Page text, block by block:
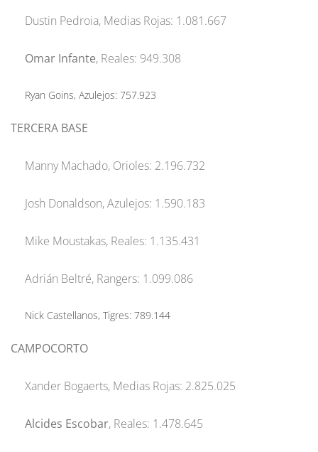
Dustin Pedroia, Medias Rojas: 1.081.667
Omar Infante, Reales: 949.308
Ryan Goins, Azulejos: 757.923
TERCERA BASE
Manny Machado, Orioles: 2.196.732
Josh Donaldson, Azulejos: 1.590.183
Mike Moustakas, Reales: 1.135.431
Adrián Beltré, Rangers: 1.099.086
Nick Castellanos, Tigres: 789.144
CAMPOCORTO
Xander Bogaerts, Medias Rojas: 2.825.025
Alcides Escobar, Reales: 1.478.645